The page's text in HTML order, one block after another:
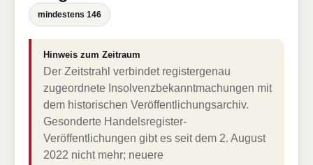
mindestens 146
Hinweis zum Zeitraum
Der Zeitstrahl verbindet registergenau
zugeordnete Insolvenzbekanntmachungen mit
dem historischen Veröffentlichungsarchiv.
Gesonderte Handelsregister-
Veröffentlichungen gibt es seit dem 2. August
2022 nicht mehr; neuere